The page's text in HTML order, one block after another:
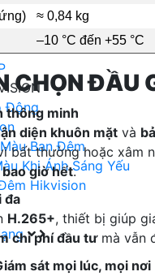
Động
Ban Đêm
Khi Ánh Sáng Yếu
Hikvision
≈ 0,84 kg
–10 °C đến +55 °C
CHỌN
thông minh
diện khuôn mặt và
bất thường hoặc xâm
giờ hết.
đa
H.265+, thiết bị giúp
chi phí đầu tưmà vẫn
sát mọi lúc, mọi nơi